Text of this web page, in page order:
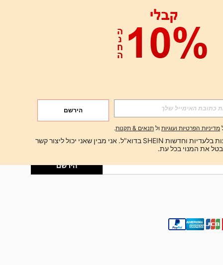
אפליקציה
הירשם
הירשם
הירשם
הירשם
מדיניות הפרטיות ועוגיות ול תנאים & תקנות.
ברצוני לקבל הצעות בלעדיות וחדשות SHEIN בדוא"ל. אני מבין שאני יכול ליצור קשר